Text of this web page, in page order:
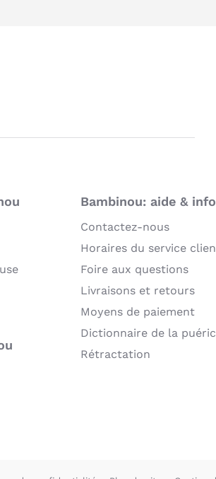
Bambinou: aide &
Contactez-nous
Horaires du service
Foire aux questions
Livraisons et retours
Moyens de paiement
Dictionnaire de la
Rétractation